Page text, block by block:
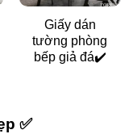
Giấy dán
tường phòng
bếp giả đá✔️
✅